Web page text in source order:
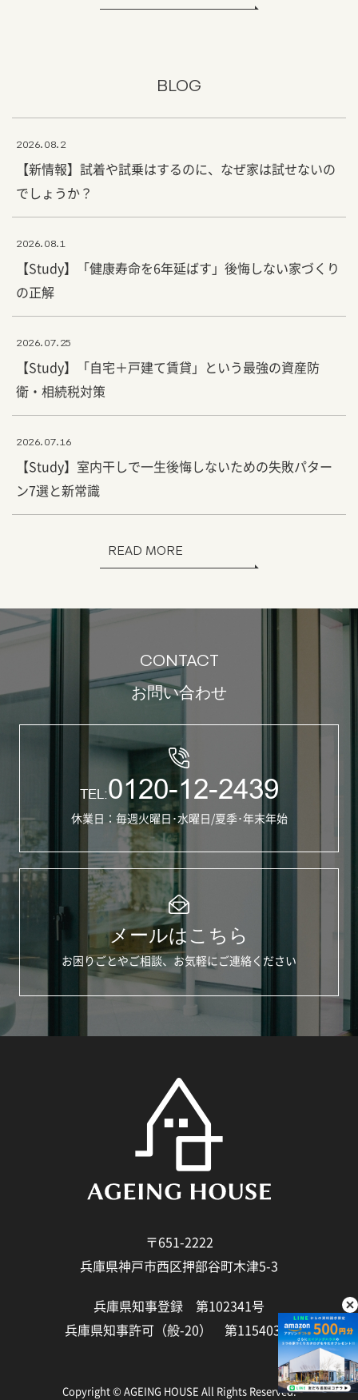
BLOG
2026.08.2
【新情報】試着や試乗はするのに、なぜ家は試せないの
でしょうか？
2026.08.1
【Study】「健康寿命を6年延ばす」後悔しない家づくり
の正解
2026.07.25
【Study】「自宅＋戸建て賃貸」という最強の資産防
衛・相続税対策
2026.07.16
【Study】室内干しで一生後悔しないための失敗パター
ン7選と新常識
READ MORE
CONTACT
お問い合わせ
TEL:0120-12-2439
休業日：毎週火曜日･水曜日/夏季･年末年始
メールはこちら
お困りごとやご相談、お気軽にご連絡ください
兵庫県知事登録 第102341号
兵庫県知事許可（般-20） 第115403号
〒651-2222
兵庫県神戸市西区押部谷町木津5-3
Copyright © AGEING HOUSE All Rights Reserved.